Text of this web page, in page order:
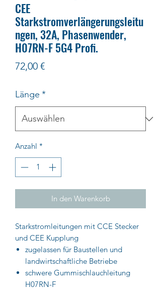
CEE
Starkstromverlängerungsleitu
ngen, 32A, Phasenwender,
H07RN-F 5G4 Profi.
72,00 €Preis
Länge *
Anzahl *
In den Warenkorb
Starkstromleitungen mit CCE Stecker
und CEE Kupplung
zugelassen für Baustellen und
landwirtschaftliche Betriebe
schwere Gummischlauchleitung
H07RN-F